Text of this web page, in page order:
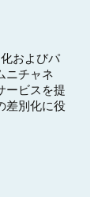
およびパ
ニチャネ
ービスを提
差別化に役